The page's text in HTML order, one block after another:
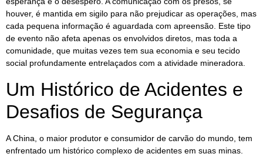
houver, é mantida em sigilo para não prejudicar as operações, mas
cada pequena informação é aguardada com apreensão. Este tipo
de evento não afeta apenas os envolvidos diretos, mas toda a
comunidade, que muitas vezes tem sua economia e seu tecido
social profundamente entrelaçados com a atividade mineradora.
Um Histórico de Acidentes e
Desafios de Segurança
A China, o maior produtor e consumidor de carvão do mundo, tem
enfrentado um histórico complexo de acidentes em suas minas.